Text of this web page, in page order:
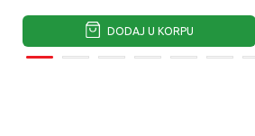
DODAJ U KORPU